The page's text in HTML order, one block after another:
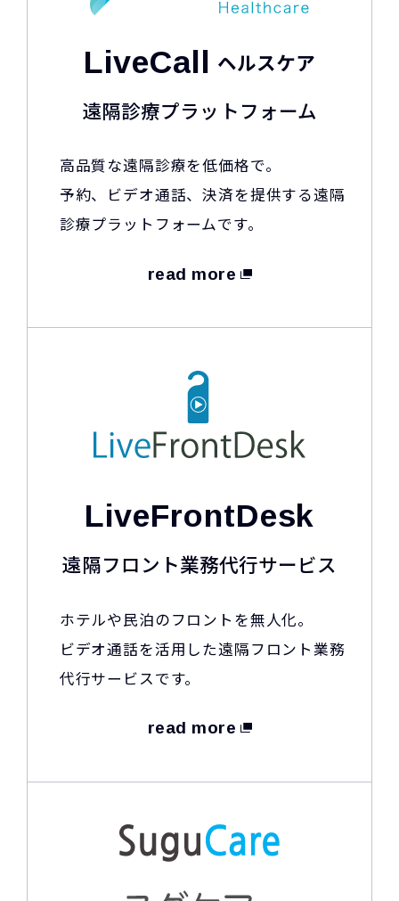
LiveCall ヘルスケア
遠隔診療プラットフォーム
高品質な遠隔診療を低価格で。
予約、ビデオ通話、決済を提供する遠隔
診療プラットフォームです。
read more
LiveFrontDesk
遠隔フロント業務代行サービス
ホテルや民泊のフロントを無人化。
ビデオ通話を活用した遠隔フロント業務
代行サービスです。
read more